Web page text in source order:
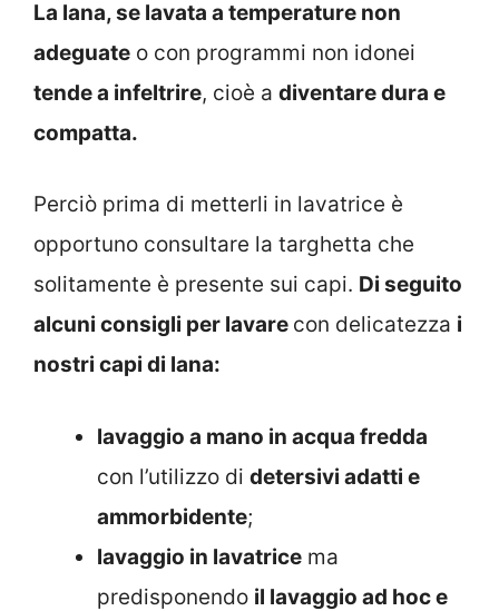
La lana, se lavata a temperature non
adeguate o con programmi non idonei
tende a infeltrire, cioè a diventare dura e
compatta.
Perciò prima di metterli in lavatrice è
opportuno consultare la targhetta che
solitamente è presente sui capi. Di seguito
alcuni consigli per lavare con delicatezza i
nostri capi di lana:
lavaggio a mano in acqua fredda
con l’utilizzo di detersivi adatti e
ammorbidente;
lavaggio in lavatrice ma
predisponendo il lavaggio ad hoc e